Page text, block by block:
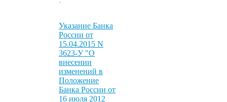
Указание Банка
России от
15.04.2015 N
3623-У "О
внесении
изменений в
Положение
Банка России от
16 июля 2012